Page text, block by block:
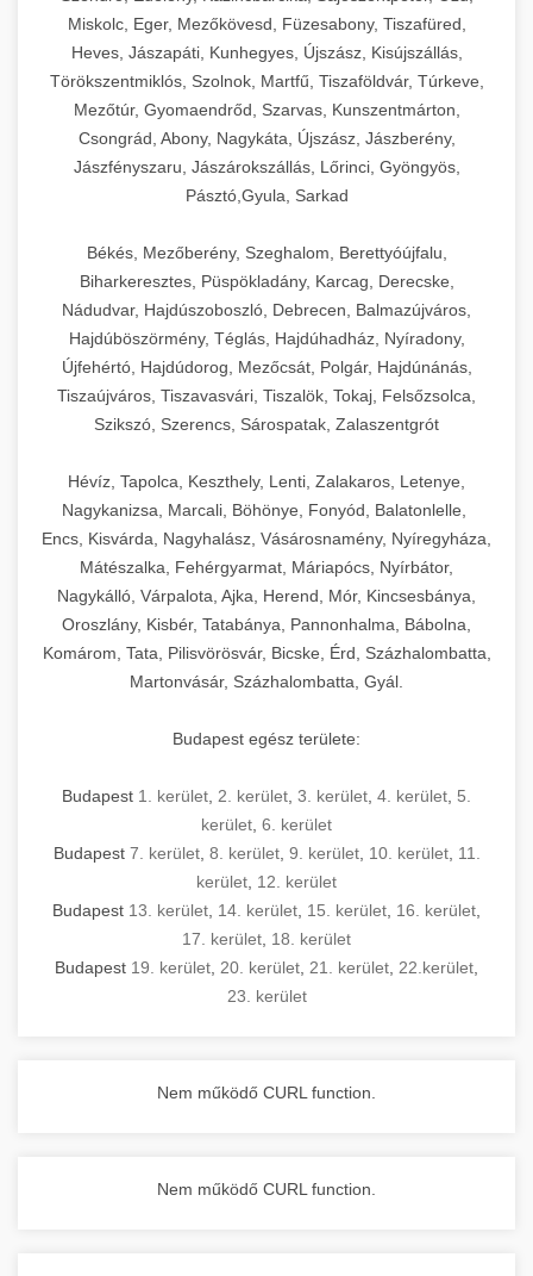
Miskolc, Eger, Mezőkövesd, Füzesabony, Tiszafüred,
Heves, Jászapáti, Kunhegyes, Újszász, Kisújszállás,
Törökszentmiklós, Szolnok, Martfű, Tiszaföldvár, Túrkeve,
Mezőtúr, Gyomaendrőd, Szarvas, Kunszentmárton,
Csongrád, Abony, Nagykáta, Újszász, Jászberény,
Jászfényszaru, Jászárokszállás, Lőrinci, Gyöngyös,
Pásztó,Gyula, Sarkad
Békés, Mezőberény, Szeghalom, Berettyóújfalu,
Biharkeresztes, Püspökladány, Karcag, Derecske,
Nádudvar, Hajdúszoboszló, Debrecen, Balmazújváros,
Hajdúböszörmény, Téglás, Hajdúhadház, Nyíradony,
Újfehértó, Hajdúdorog, Mezőcsát, Polgár, Hajdúnánás,
Tiszaújváros, Tiszavasvári, Tiszalök, Tokaj, Felsőzsolca,
Szikszó, Szerencs, Sárospatak, Zalaszentgrót
Hévíz, Tapolca, Keszthely, Lenti, Zalakaros, Letenye,
Nagykanizsa, Marcali, Böhönye, Fonyód, Balatonlelle,
Encs, Kisvárda, Nagyhalász, Vásárosnamény, Nyíregyháza,
Mátészalka, Fehérgyarmat, Máriapócs, Nyírbátor,
Nagykálló, Várpalota, Ajka, Herend, Mór, Kincsesbánya,
Oroszlány, Kisbér, Tatabánya, Pannonhalma, Bábolna,
Komárom, Tata, Pilisvörösvár, Bicske, Érd, Százhalombatta,
Martonvásár, Százhalombatta, Gyál.
Budapest egész területe:
Budapest 1. kerület 2. kerület 3. kerület 4. kerület 5.
kerület 6. kerület
Budapest 7. kerület, 8. kerület, 9. kerület, 10. kerület, 11.
kerület 12. kerület
Budapest 13. kerület 14. kerület 15. kerület 16. kerület
17. kerület 18. kerület
Budapest 19. kerület 20. kerület 21. kerület 22.kerület
23. kerület
Nem működő CURL function.
Nem működő CURL function.